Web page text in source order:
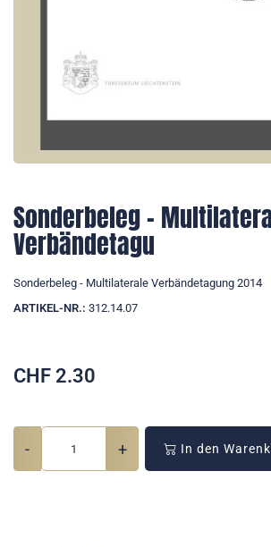
Sonderbeleg -
Verbändetagu
Sonderbeleg - Multilaterale Verbändetagung 2014
ARTIKEL-NR.: 312.14.07
CHF 2.30
- + In den